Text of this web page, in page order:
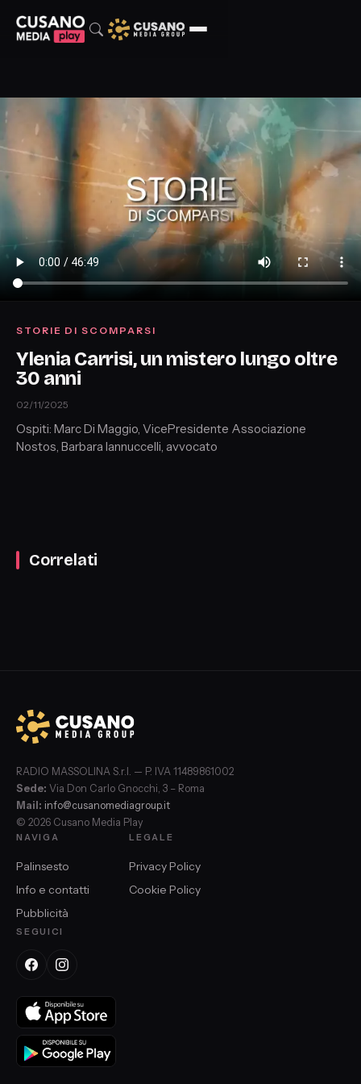
STORIE DI SCOMPARSI
Ylenia Carrisi, un mistero lungo oltre
30 anni
02/11/2025
Ospiti: Marc Di Maggio, VicePresidente Associazione
Nostos, Barbara Iannuccelli, avvocato
Correlati
RADIO MASSOLINA S.r.l. — P. IVA 11489861002
Sede: Via Don Carlo Gnocchi, 3 – Roma
Mail: info@cusanomediagroup.it
© 2026 Cusano Media Play
NAVIGA
Palinsesto
Info e contatti
Pubblicità
LEGALE
Privacy Policy
Cookie Policy
SEGUICI